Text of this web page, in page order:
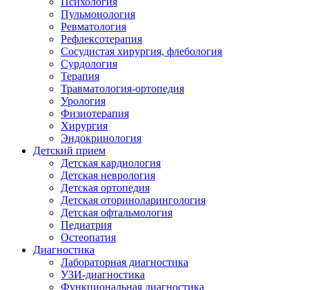
Пульмонология
Ревматология
Рефлексотерапия
Сосудистая хирургия, флебология
Сурдология
Терапия
Травматология-ортопедия
Урология
Физиотерапия
Хирургия
Эндокринология
Детский прием
Детская кардиология
Детская неврология
Детская ортопедия
Детская оториноларингология
Детская офтальмология
Педиатрия
Остеопатия
Диагностика
Лабораторная диагностика
УЗИ-диагностика
Функциональная диагностика